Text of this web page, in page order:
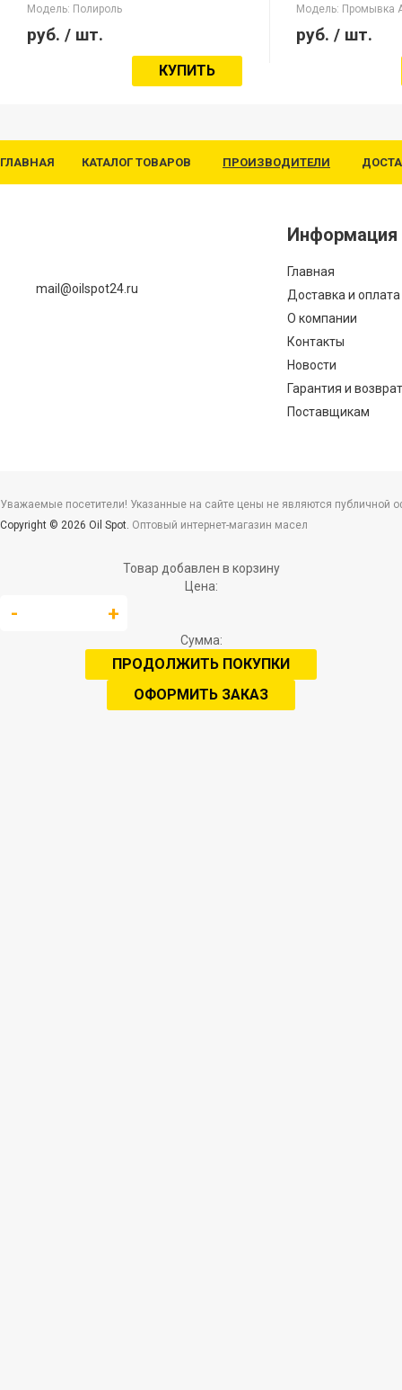
Модель: Полироль
руб. / шт.
КУПИТЬ
Модель: Промывка
руб. / шт.
ГЛАВНАЯ КАТАЛОГ ТОВАРОВ ПРОИЗВОДИТЕЛИ
mail@oilspot24.ru
Информация
Главная
Доставка и оплата
О компании
Контакты
Новости
Гарантия и возврат
Поставщикам
Уважаемые посетители! Указанные на сайте цены не являются публичной
Copyright © 2026 Oil Spot. Оптовый интернет-магазин масел
Товар добавлен в корзину
Цена:
Сумма:
ПРОДОЛЖИТЬ ПОКУПКИ
ОФОРМИТЬ ЗАКАЗ